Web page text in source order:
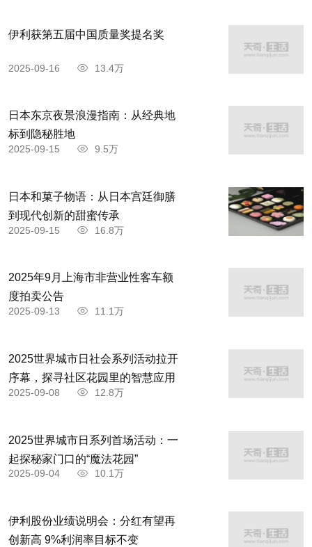
伊利获第五届中国质量奖提名奖
2025-09-16 13.4万
日本东京夜景浪漫指南：从经典地
标到隐秘胜地
2025-09-15 9.5万
日本和菓子物语：从日本宫廷御膳
到现代创新的甜蜜传承
2025-09-15 16.8万
2025年9月上海市非营业性客车额
度拍卖公告
2025-09-13 11.1万
2025世界城市日社会系列活动拉开
序幕，探寻社区花园里的智慧应用
2025-09-08 12.8万
2025世界城市日系列首场活动：一
起探秘家门口的“魔法花园”
2025-09-04 10.1万
伊利股份业绩说明会：分红有望再
创新高 9%利润率目标不变